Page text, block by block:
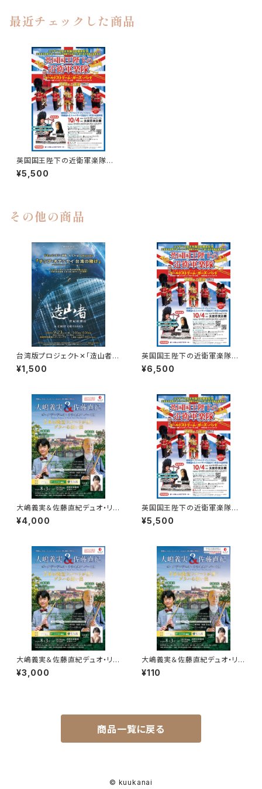
最近チェックした商品
英国国王陛下の近衛軍楽隊 A
席 ご希望の席をご指定くださ
い。
¥5,500
その他の商品
台湾版プロジェクト✕「造山者」
ー枚のチップが、世界を変えるー
ドキュメンタリー上映
¥1,500
英国国王陛下の近衛軍楽隊 S
席 ご希望の席をご指定くださ
い。
¥6,500
大嶋義実＆佐藤直紀デュオ・リサ
イタル ～2本の純金フルートが
紡ぐプラハの想い出～ S席
¥4,000
英国国王陛下の近衛軍楽隊 A
席 ご希望の席をご指定くださ
い。
¥5,500
大嶋義実＆佐藤直紀デュオ・リサ
イタル ～2本の純金フルートが
紡ぐプラハの想い出～ A席
¥3,000
大嶋義実＆佐藤直紀デュオ・リサ
イタル (１８歳以下無料招待・未
就学児不可）
¥110
商品一覧に戻る
© kuukanai